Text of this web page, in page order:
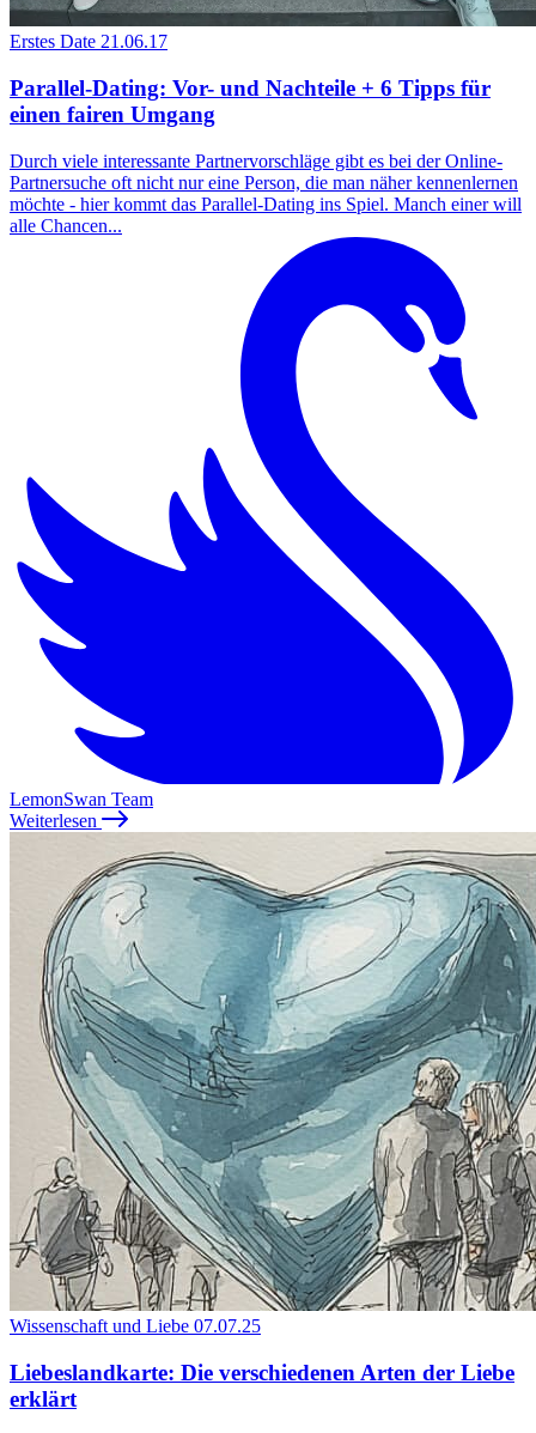
Erstes Date 21.06.17
Parallel-Dating: Vor- und Nachteile + 6 Tipps für
einen fairen Umgang
Durch viele interessante Partnervorschläge gibt es bei der Online-
Partnersuche oft nicht nur eine Person, die man näher kennenlernen
möchte - hier kommt das Parallel-Dating ins Spiel. Manch einer will
alle Chancen...
LemonSwan Team
Weiterlesen
Wissenschaft und Liebe 07.07.25
Liebeslandkarte: Die verschiedenen Arten der Liebe
erklärt